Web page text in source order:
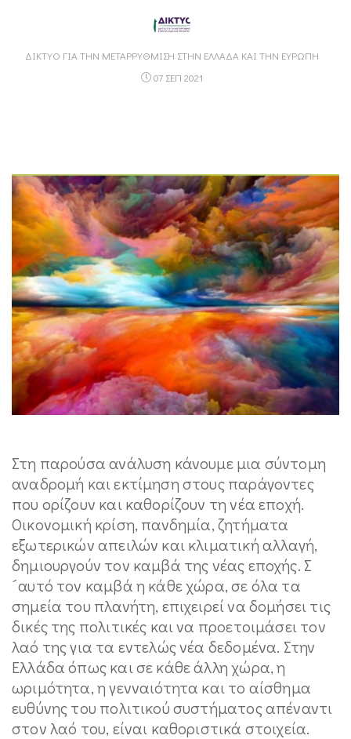
ΔΊΚΤΥΟ ΓΙΑ ΤΗΝ ΜΕΤΑΡΡΎΘΜΙΣΗ ΣΤΗΝ ΕΛΛΆΔΑ ΚΑΙ ΤΗΝ ΕΥΡΏΠΗ
07 ΣΕΠ 2021
Στη παρούσα ανάλυση κάνουμε μια σύντομη
αναδρομή και εκτίμηση στους παράγοντες
που ορίζουν και καθορίζουν τη νέα εποχή.
Οικονομική κρίση, πανδημία, ζητήματα
εξωτερικών απειλών και κλιματική αλλαγή,
δημιουργούν τον καμβά της νέας εποχής. Σ
´αυτό τον καμβά η κάθε χώρα, σε όλα τα
σημεία του πλανήτη, επιχειρεί να δομήσει τις
δικές της πολιτικές και να προετοιμάσει τον
λαό της για τα εντελώς νέα δεδομένα. Στην
Ελλάδα όπως και σε κάθε άλλη χώρα, η
ωριμότητα, η γενναιότητα και το αίσθημα
ευθύνης του πολιτικού συστήματος απέναντι
στον λαό του, είναι καθοριστικά στοιχεία.